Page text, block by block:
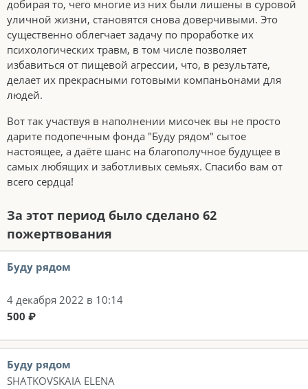
добирая то, чего многие из них были лишены в суровой
уличной жизни, становятся снова доверчивыми. Это
существенно облегчает задачу по проработке их
психологических травм, в том числе позволяет
избавиться от пищевой агрессии, что, в результате,
делает их прекрасными готовыми компаньонами для
людей.
Вот так участвуя в наполнении мисочек вы не просто
дарите подопечным фонда "Буду рядом" сытое
настоящее, а даёте шанс на благополучное будущее в
самых любящих и заботливых семьях. Спасибо вам от
всего сердца!
За этот период было сделано 62
пожертвования
Буду рядом
4 декабря 2022 в 10:14
500 ₽
Буду рядом
SHATKOVSKAIA ELENA